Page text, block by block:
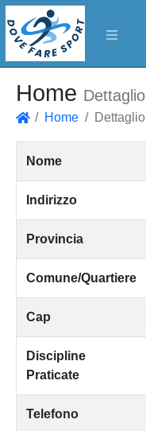
Home Dettaglio
Home Dettaglio
Nome
Indirizzo
Provincia
Comune/Quartiere
Cap
Discipline
Praticate
Telefono